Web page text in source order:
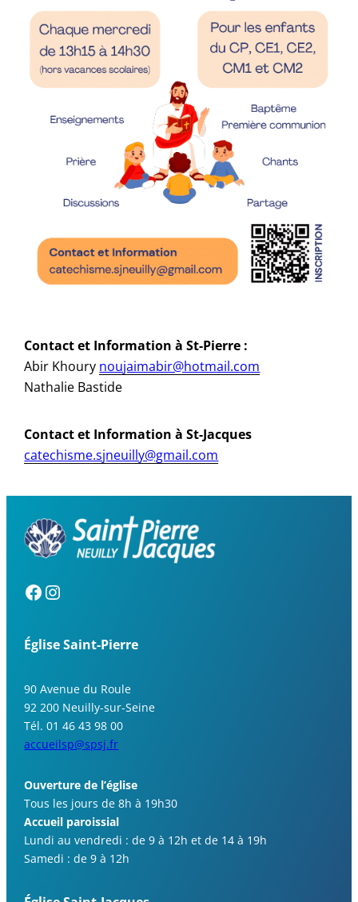
Contact et Information à St-Pierre :
Abir Khoury noujaimabir@hotmail.com
Nathalie Bastide
Contact et Information à St-Jacques
catechisme.sjneuilly@gmail.com
Église Saint-Pierre
90 Avenue du Roule
92 200 Neuilly-sur-Seine
Tél. 01 46 43 98 00
accueilsp@spsj.fr
Ouverture de l’église
Tous les jours de 8h à 19h30
Accueil paroissial
Lundi au vendredi : de 9 à 12h et de 14 à 19h
Samedi : de 9 à 12h